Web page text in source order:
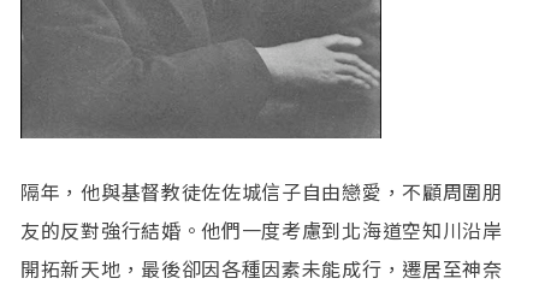
隔年，他與基督教徒佐佐城信子自由戀愛，不顧周圍朋
友的反對強行結婚。他們一度考慮到北海道空知川沿岸
開拓新天地，最後卻因各種因素未能成行，遷居至神奈